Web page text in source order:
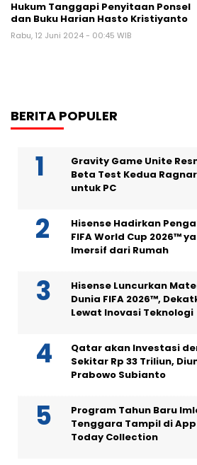
Hukum Tanggapi Penyitaan Ponsel
dan Buku Harian Hasto Kristiyanto
Rabu, 12 Juni 2024 - 00:45 WIB
BERITA POPULER
Gravity Game Unite
Beta Test Kedua
untuk PC
Hisense Hadirkan
FIFA World Cup 2026™
Imersif dari Rumah
Hisense Luncurkan
Dunia FIFA 2026™,
Lewat Inovasi Teknologi
Qatar akan Investasi
Sekitar Rp 33 Triliun,
Prabowo Subianto
Program Tahun Baru
Tenggara Tampil di
Today Collection